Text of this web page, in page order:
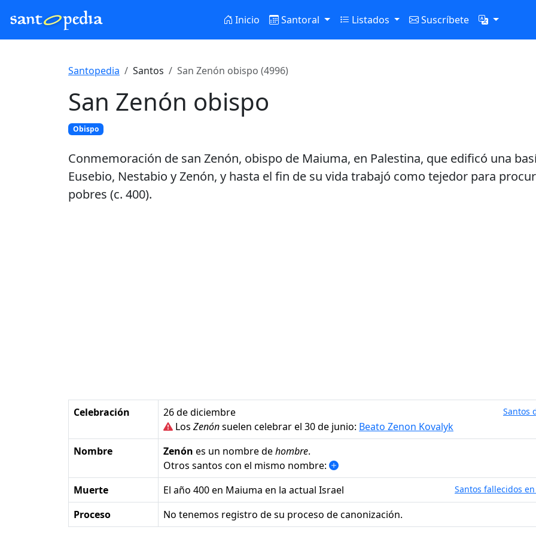
Inicio Santoral Listados Suscríbete
Santopedia Santos San Zenón obispo (4996)
San Zenón obispo
Obispo
Conmemoración de san Zenón, obispo de Maiuma, en Palestina, que edificó una
Eusebio, Nestabio y Zenón, y hasta el fin de su vida trabajó como tejedor para
pobres (c. 400).
Celebración 26 de diciembre Santos
Los Zenónsuelen celebrar el 30 de junio: Beato Zenon Kovalyk
Nombre
Zenón es un nombre dehombre.
Otros santos con el mismo nombre:
Muerte
el año 400 en Maiuma en la actual Israel Santos fallecidos
Proceso No tenemos registro de su proceso de canonización.